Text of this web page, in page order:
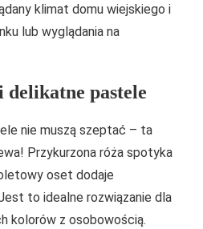
klimat domu wiejskiego i
lub wyglądania na
pastele
nie muszą szeptać – ta
Przykurzona róża spotyka
oset dodaje
to idealne rozwiązanie dla
kolorów z osobowością.